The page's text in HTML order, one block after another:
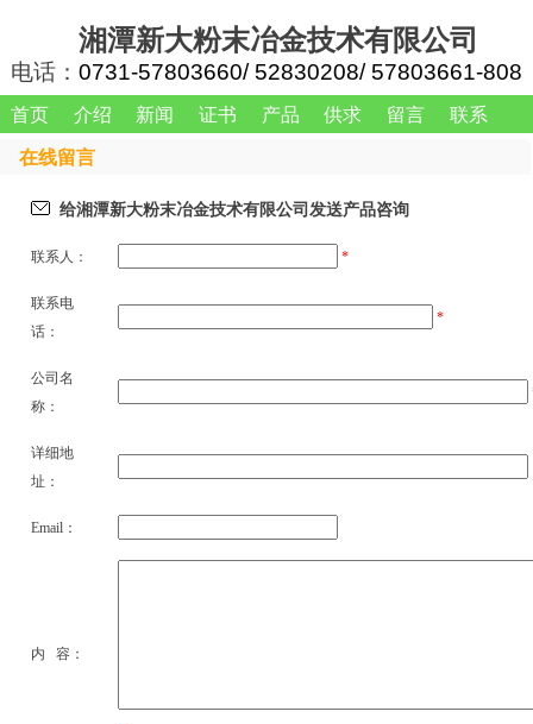
湘潭新大粉末冶金技术有限公司
电话： 0731-57803660/ 52830208/ 57803661-808
首页 介绍 新闻 证书 产品 供求 留言 联系
在线留言
给湘潭新大粉末冶金技术有限公司 发送产品咨询
联系人： *
联系电
话：
*
公司名
称：
详细地
址：
Email：
内 容：